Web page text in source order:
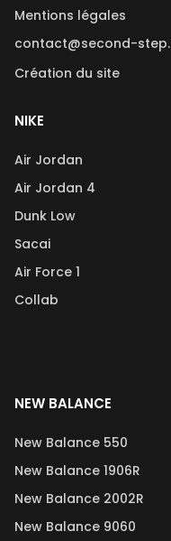
Mentions légales
contact@second-
Création du site
NIKE
Air Jordan
Air Jordan 4
Dunk Low
Sacai
Air Force 1
Collab
NEW BALANCE
New Balance 550
New Balance 1906R
New Balance 2002R
New Balance 9060